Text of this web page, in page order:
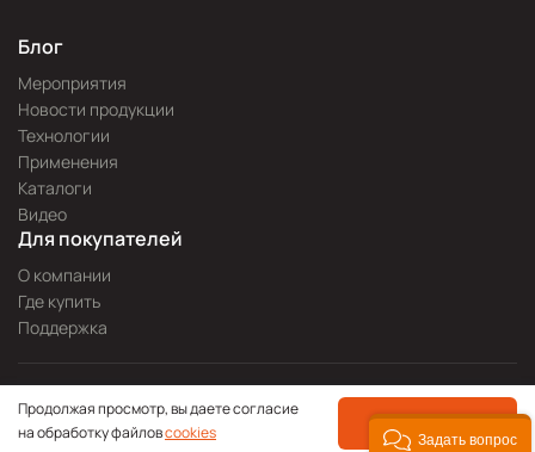
Блог
Мероприятия
Новости продукции
Технологии
Применения
Каталоги
Видео
Для покупателей
О компании
Где купить
Поддержка
Политика конфиденциальности
© 2000—2026 icpdas.ru
Pitch
Продолжая просмотр, вы даете согласие
на обработку файловcookies ПРИНЯТЬ
Задать вопрос